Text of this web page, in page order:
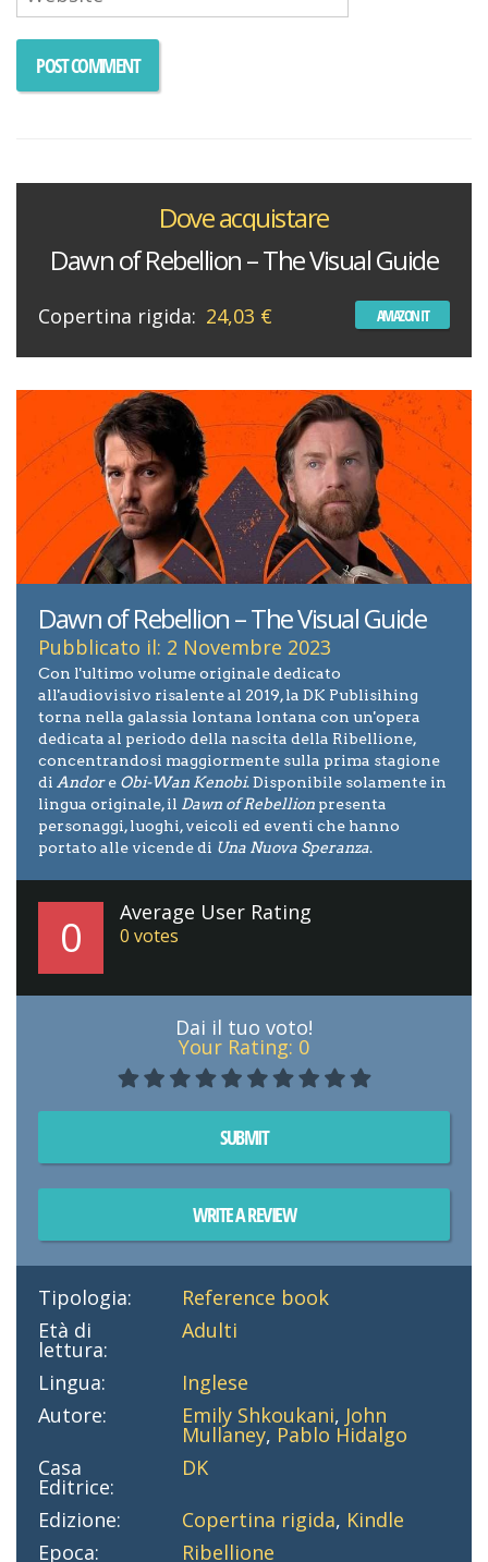
Dove acquistare
Dawn of Rebellion – The Visual Guide
Copertina rigida: 24,03 € AMAZON IT
Dawn of Rebellion – The Visual Guide
Pubblicato il: 2 Novembre 2023
Con l'ultimo volume originale dedicato
all'audiovisivo risalente al 2019, la DK Publisihing
torna nella galassia lontana lontana con un'opera
dedicata al periodo della nascita della Ribellione,
concentrandosi maggiormente sulla prima stagione
di Andore Obi-Wan Kenobi. Disponibile solamente in
lingua originale, il Dawn of Rebellion presenta
personaggi, luoghi, veicoli ed eventi che hanno
portato alle vicende di Una Nuova Speranza.
0 Average User Rating
0 votes
Dai il tuo voto!
Your Rating: 0
SUBMIT
WRITE A REVIEW
Tipologia:
Reference book
Età di
lettura:
Adulti
Lingua:
Inglese
Autore:
Emily Shkoukani, John
Mullaney, Pablo Hidalgo
Casa
Editrice:
DK
Edizione:
Copertina rigida, Kindle
Epoca:
Ribellione